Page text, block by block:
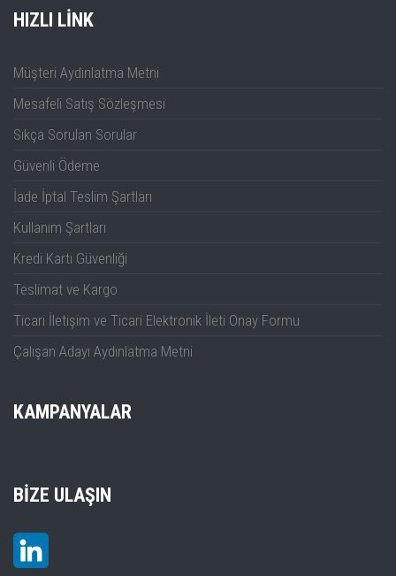
HIZLI LINK
Müşteri Aydınlatma Metni
Mesafeli Satış Sözleşmesi
Sıkça Sorulan Sorular
Güvenli Ödeme
İade İptal Teslim Şartları
Kullanım Şartları
Kredi Kartı Güvenliği
Teslimat ve Kargo
Ticari İletişim ve Ticari Elektronik İleti Onay Formu
Çalışan Adayı Aydınlatma Metni
KAMPANYALAR
BIZE ULAŞIN